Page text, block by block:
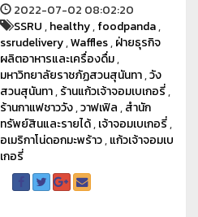
2022-07-02 08:02:20
SSRU,healthy,foodpanda,
ssrudelivery,Waffles,ฝ่ายธุรกิจ
ผลิตอาหารและเครื่องดื่ม,
มหาวิทยาลัยราชภัฏสวนสุนันทา,วัง
สวนสุนันทา,ร้านแก้วเจ้าจอมเบเกอรี่,
ร้านกาแฟชาววัง,วาฟเฟิล,สำนัก
ทรัพย์สินและรายได้,เจ้าจอมเบเกอรี่,
อเมริกาโน่ดอกมะพร้าว,แก้วเจ้าจอมเบ
เกอรี่